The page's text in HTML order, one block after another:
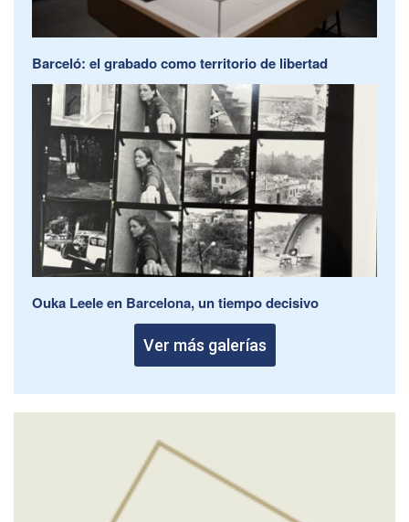
Barceló: el grabado como territorio de libertad
Ouka Leele en Barcelona, un tiempo decisivo
Ver más galerías